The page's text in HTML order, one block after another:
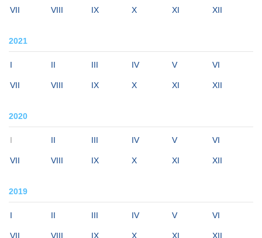
VII VIII IX X XI XII
2021
I II III IV V VI
VII VIII IX X XI XII
2020
I II III IV V VI
VII VIII IX X XI XII
2019
I II III IV V VI
VII VIII IX X XI XII